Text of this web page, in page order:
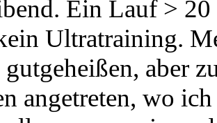
Ein Lauf >
Ultratraining.
aber
angetreten, wo